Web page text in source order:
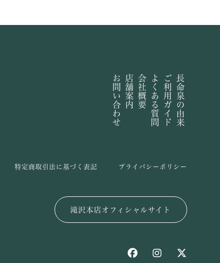
長命泉の由来
ご利用ガイド
よくある質問
会社概要
店舗案内
お問い合わせ
滝沢本店オフィシャルサイト
特定商取引法に基づく表記 プライバシーポリシー